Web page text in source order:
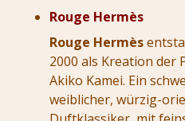
Rouge Hermès
Rouge Hermès
2000 als Kreation der
Akiko Kamei. Ein
weiblicher, würzig-